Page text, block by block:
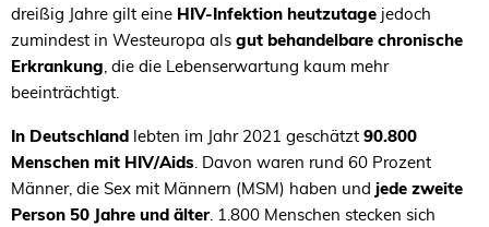
dreißig Jahre gilt eine HIV-Infektion heutzutage jedoch
zumindest in Westeuropa als gut behandelbare chronische
Erkrankung, die die Lebenserwartung kaum mehr
beeinträchtigt.
In Deutschland lebten im Jahr 2021 geschätzt 90.800
Menschen mit HIV/Aids. Davon waren rund 60 Prozent
Männer, die Sex mit Männern (MSM) haben und jede zweite
Person 50 Jahre und älter. 1.800 Menschen stecken sich